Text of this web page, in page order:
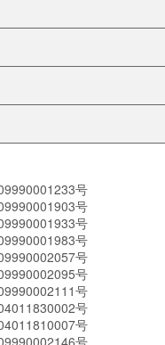
号
号
号
号
号
号
号
号
号